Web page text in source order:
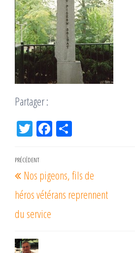
Partager :
Tw
er
Fac
k r
Navigation
de
l’article
Article
précédent
PRÉCÉDENT
Nos pigeons, fils de
héros vétérans reprennent
du service